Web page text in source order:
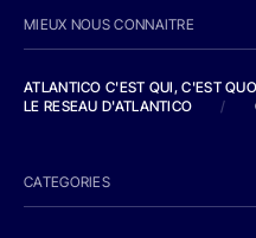
MIEUX NOUS CONNAITRE
ATLANTICO C'EST QUI, C'EST
LE RESEAU D'ATLANTICO
/
CATEGORIES